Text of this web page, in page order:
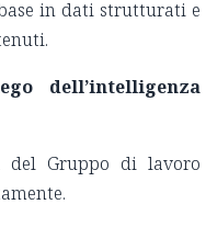
in dati strutturati e
dell’intelligenza
Gruppo di lavoro